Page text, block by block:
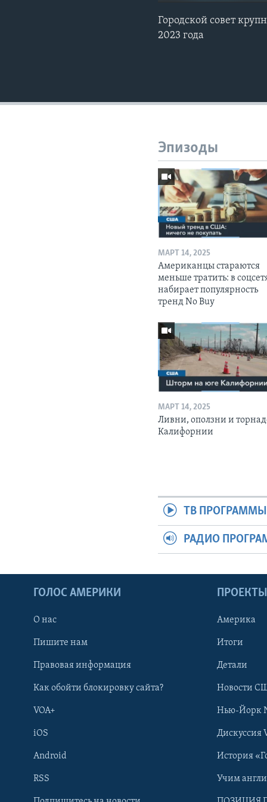
Learning English
Городской совет
2023 года
Эпизоды
МАРТ 14, 2025
Американцы стараются
меньше тратить: в
набирает популярность
тренд No Buy
МАРТ 14, 2025
Ливни, оползни и
Калифорнии
ТВ ПРОГРАММЫ
РАДИО
ГОЛОС АМЕРИКИ
О нас
Пишите нам
Правовая информация
Как обойти блокировку сайта?
VOA+
iOS
Android
RSS
ПРОЕКТЫ
Америка
Итоги
Детали
Новости
Нью-Йорк
Дискуссия
История
Учим